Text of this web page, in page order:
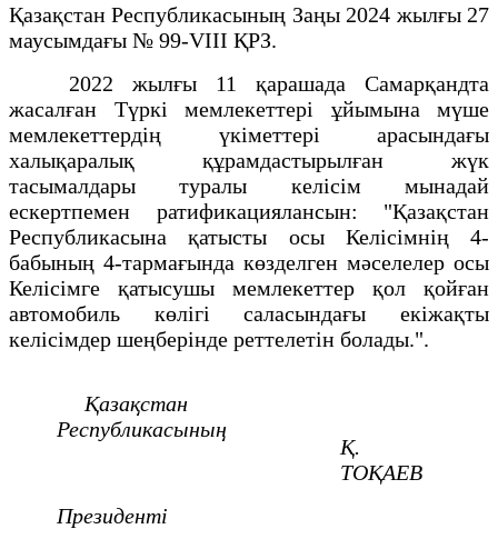
Қазақстан Республикасының Заңы 2024 жылғы 27
маусымдағы № 99-VIII ҚРЗ.
2022 жылғы 11 қарашада Самарқандта
жасалған Түркі мемлекеттері ұйымына мүше
мемлекеттердің үкіметтері арасындағы
халықаралық құрамдастырылған жүк
тасымалдары туралы келісім мынадай
ескертпемен ратификациялансын: "Қазақстан
Республикасына қатысты осы Келісімнің 4-
бабының 4-тармағында көзделген мәселелер осы
Келісімге қатысушы мемлекеттер қол қойған
автомобиль көлігі саласындағы екіжақты
келісімдер шеңберінде реттелетін болады.".
Қазақстан
Республикасының
Президенті
Қ.
ТОҚАЕВ